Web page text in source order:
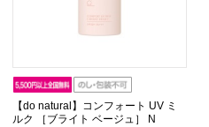
【do natural】コンフォート UV ミ
ルク ［ブライト ベージュ］ N